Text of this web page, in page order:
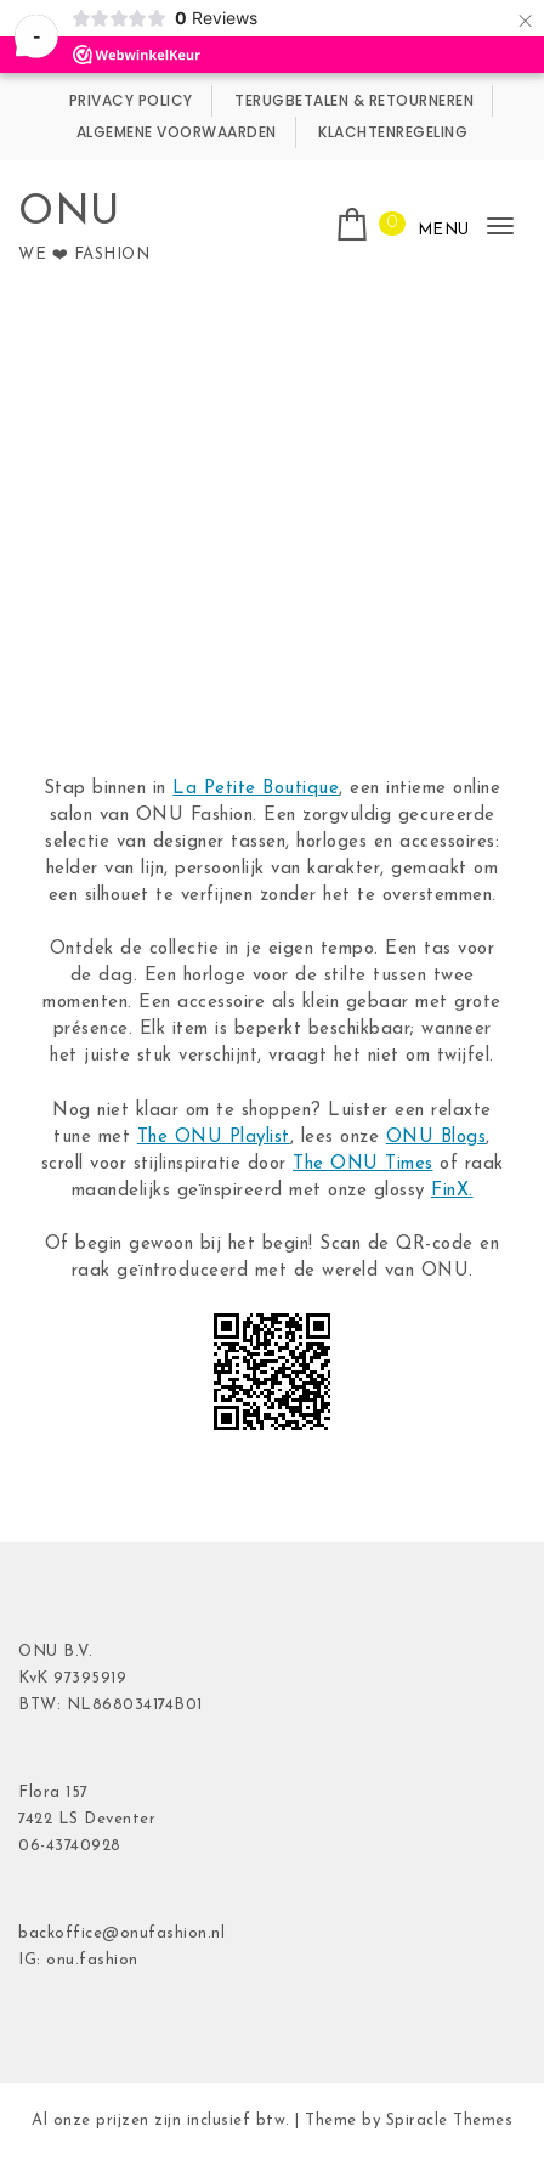
-
0 Reviews ×
Wij maken gebruik van cookies.
PRIVACY POLICY
TERUGBETALEN & RETOURNEREN
ALGEMENE VOORWAARDEN
KLACHTENREGELING
ONU
WE ❤️ FASHION
0 MENU
Stap binnen in La Petite Boutique, een intieme online
salon van ONU Fashion. Een zorgvuldig gecureerde
selectie van designer tassen, horloges en accessoires:
helder van lijn, persoonlijk van karakter, gemaakt om
een silhouet te verfijnen zonder het te overstemmen.
Ontdek de collectie in je eigen tempo. Een tas voor
de dag. Een horloge voor de stilte tussen twee
momenten. Een accessoire als klein gebaar met grote
présence. Elk item is beperkt beschikbaar; wanneer
het juiste stuk verschijnt, vraagt het niet om twijfel.
Nog niet klaar om te shoppen? Luister een relaxte
tune met
The ONU Playlist , lees onze ONU Blogs,
scroll voor stijlinspiratie door
The ONU Times of raak
maandelijks geïnspireerd met onze glossy FinX.
Of begin gewoon bij het begin! Scan de QR-code en
raak geïntroduceerd met de wereld van ONU.
ONU B.V.
KvK 97395919
BTW: NL868034174B01
Flora 157
7422 LS Deventer
06-43740928
backoffice@onufashion.nl
IG: onu.fashion
Al onze prijzen zijn inclusief btw. | Theme by Spiracle Themes